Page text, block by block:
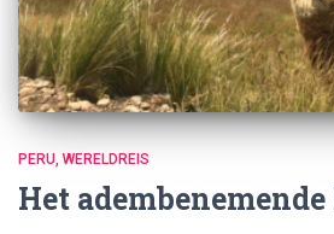
PERU WERELDREIS
Het adembenemende